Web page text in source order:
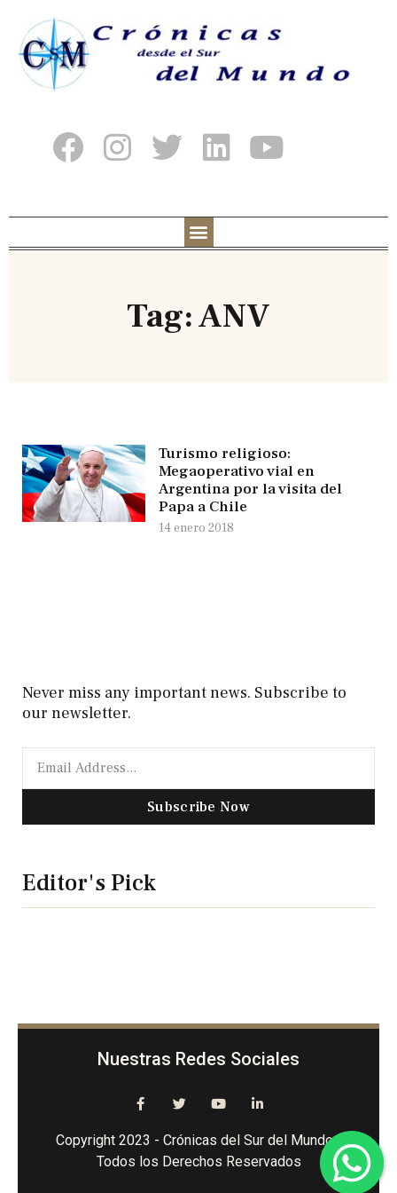
Tag: ANV
Turismo religioso:
Megaoperativo vial en
Argentina por la visita del
Papa a Chile
14 enero 2018
Never miss any important news. Subscribe to
our newsletter.
Subscribe Now
Editor's Pick
Nuestras Redes Sociales
Copyright 2023 - Crónicas del Sur del Mundo -
Todos los Derechos Reservados